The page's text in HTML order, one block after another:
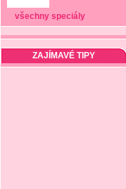
všechny speciály
ZAJÍMAVÉ TIPY